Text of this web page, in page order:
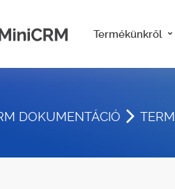
Termékünkről
DOKUMENTÁCIÓ